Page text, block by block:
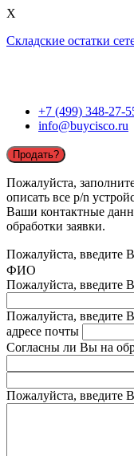
X
Складские остатки
+7 (499) 348-27-
info@buycisco.ru
Продать?
Пожалуйста,
описать все p/n
Ваши контактные
обработки заявки.
Пожалуйста, введите
ФИО
Пожалуйста, введите
Пожалуйста, введите
адресе почты
Согласны ли Вы на
Пожалуйста, введите